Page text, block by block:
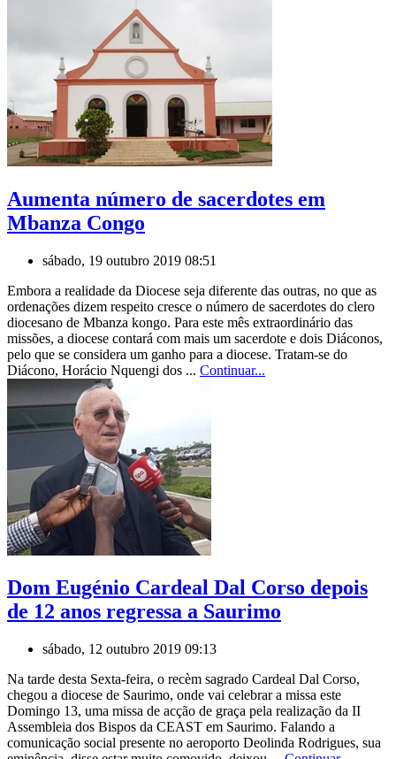
Aumenta número de sacerdotes em
Mbanza Congo
sábado, 19 outubro 2019 08:51
Embora a realidade da Diocese seja diferente das outras, no que as
ordenações dizem respeito cresce o número de sacerdotes do clero
diocesano de Mbanza kongo. Para este mês extraordinário das
missões, a diocese contará com mais um sacerdote e dois Diáconos,
pelo que se considera um ganho para a diocese. Tratam-se do
Diácono, Horácio Nquengi dos ... Continuar...
Dom Eugénio Cardeal Dal Corso depois
de 12 anos regressa a Saurimo
sábado, 12 outubro 2019 09:13
Na tarde desta Sexta-feira, o recèm sagrado Cardeal Dal Corso,
chegou a diocese de Saurimo, onde vai celebrar a missa este
Domingo 13, uma missa de acção de graça pela realização da II
Assembleia dos Bispos da CEAST em Saurimo. Falando a
comunicação social presente no aeroporto Deolinda Rodrigues, sua